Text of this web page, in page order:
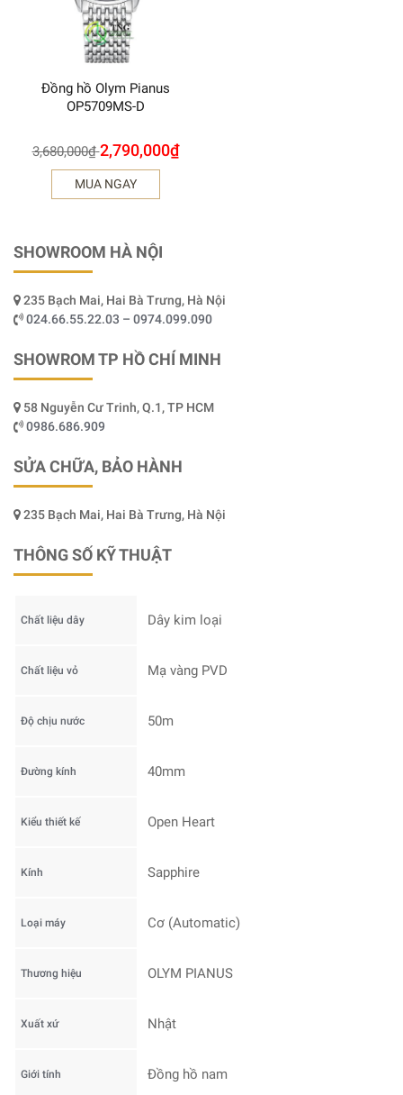
Đồng hồ Olym Pianus
OP5709MS-D
3,680,000₫ 2,790,000₫
MUA NGAY
SHOWROOM HÀ NỘI
235 Bạch Mai, Hai Bà Trưng, Hà Nội
024.66.55.22.03 – 0974.099.090
SHOWROM TP HỒ CHÍ MINH
58 Nguyễn Cư Trinh, Q.1, TP HCM
0986.686.909
SỬA CHỮA, BẢO HÀNH
235 Bạch Mai, Hai Bà Trưng, Hà Nội
THÔNG SỐ KỸ THUẬT
Chất liệu dây Dây kim loại
Chất liệu vỏ Mạ vàng PVD
Độ chịu nước 50m
Đường kính 40mm
Kiểu thiết kế Open Heart
Kính Sapphire
Loại máy Cơ (Automatic)
Thương hiệu OLYM PIANUS
Xuất xứ Nhật
Giới tính Đồng hồ nam